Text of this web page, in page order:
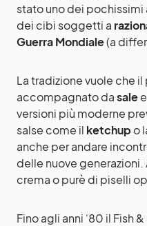
stato uno dei pochissimi
dei cibi soggetti a
Guerra Mondiale(a
La tradizione vuole che
accompagnato dasalee
versioni più moderne
salse come il ketchup o
anche per andare
delle nuove generazioni.
crema o purè di piselli
Fino agli anni ‘80 il Fish